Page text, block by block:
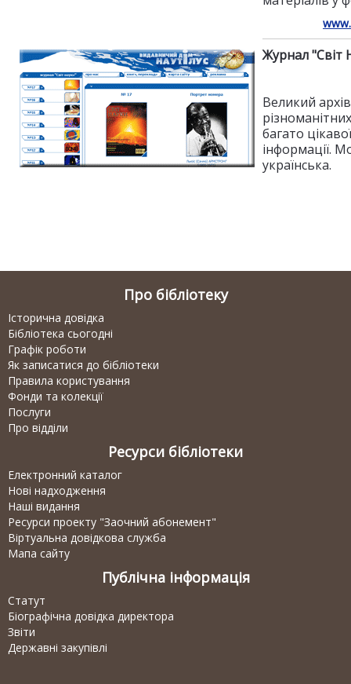
Журнал "Світ
Великий
багато
інформації.
українська.
Про бібліотеку
Історична довідка
Бібліотека сьогодні
Графік роботи
Як записатися до бібліотеки
Правила користування
Фонди та колекції
Послуги
Про відділи
Ресурси бібліотеки
Електронний каталог
Нові надходження
Наші видання
Ресурси проекту "Заочний абонемент"
Віртуальна довідкова служба
Мапа сайту
Публічна інформація
Статут
Біографічна довідка директора
Звіти
Державні закупівлі